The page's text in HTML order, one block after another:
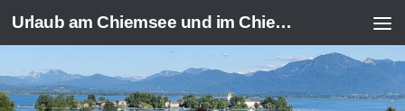
Zum Inhalt springen Urlaub am Chiemsee und im Chiemgau